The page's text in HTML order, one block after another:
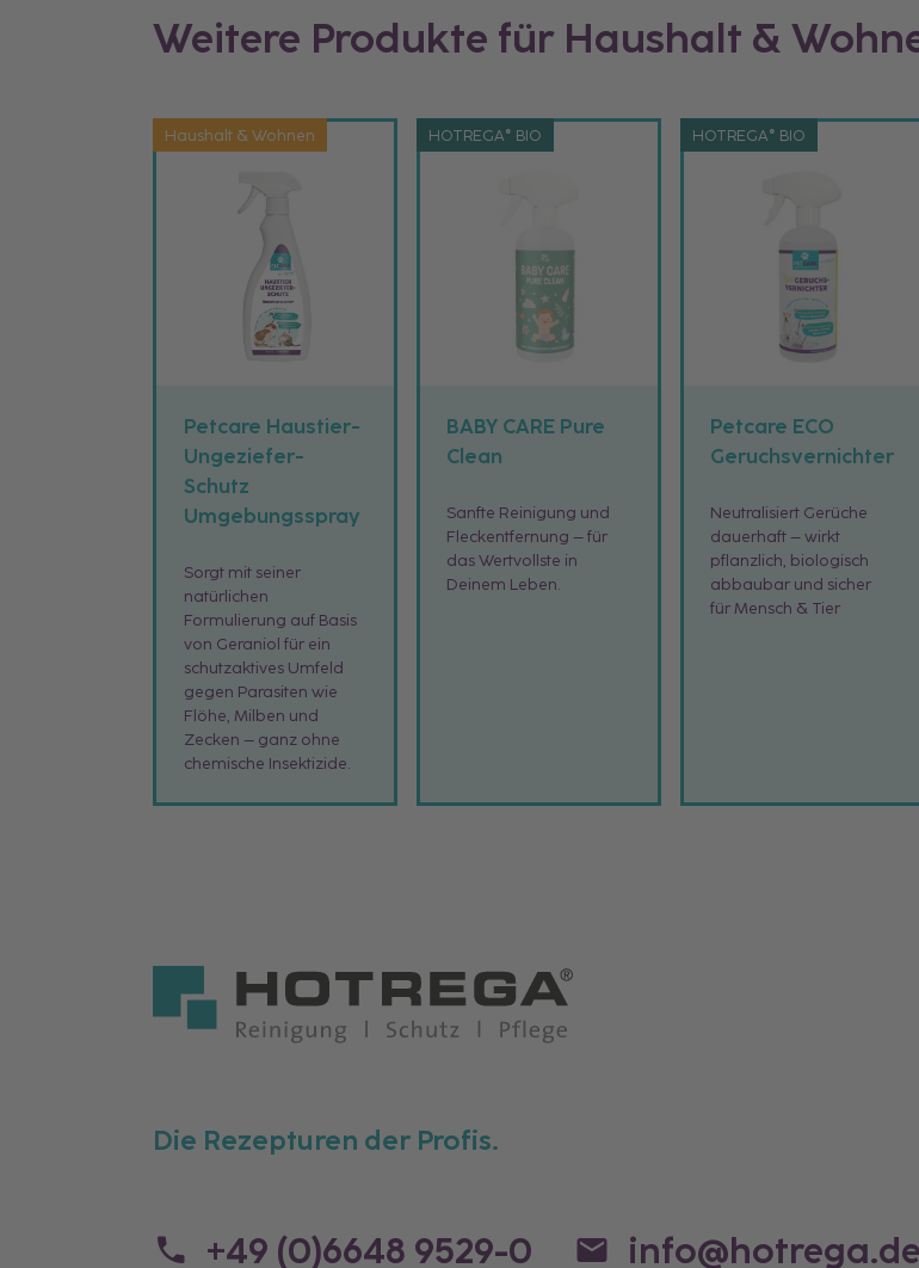
Weitere Produkte für Haushalt &
Haushalt & Wohnen
Petcare Haustier-
Ungeziefer-
Schutz
Umgebungsspray
Sorgt mit seiner
natürlichen
Formulierung auf Basis
von Geraniol für ein
schutzaktives Umfeld
gegen Parasiten wie
Flöhe, Milben und
Zecken – ganz ohne
chemische Insektizide.
HOTREGA® BIO
BABY CARE Pure
Clean
Sanfte Reinigung und
Fleckentfernung – für
das Wertvollste in
Deinem Leben.
HOTREGA® BIO
Petcare ECO
Geruchsvernichter
Neutralisiert Gerüche
dauerhaft – wirkt
pflanzlich, biologisch
abbaubar und sicher
für Mensch & Tier
Die Rezepturen der Profis.
+49 (0)6648 9529-0 info@hotrega.de